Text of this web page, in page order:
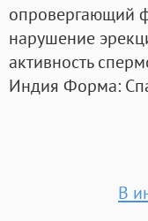
опровергающий
нарушение
активность
Индия Форма:
В